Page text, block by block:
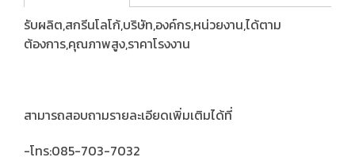
รับผลิต,สกรีนโลโก้,บริษัท,องค์กร,หน่วยงาน,ได้ตาม
ต้องการ,คุณภาพสูง,ราคาโรงงาน
สามารถสอบถามรายละเอียดเพิ่มเติมได้ที่
-โทร:085-703-7032